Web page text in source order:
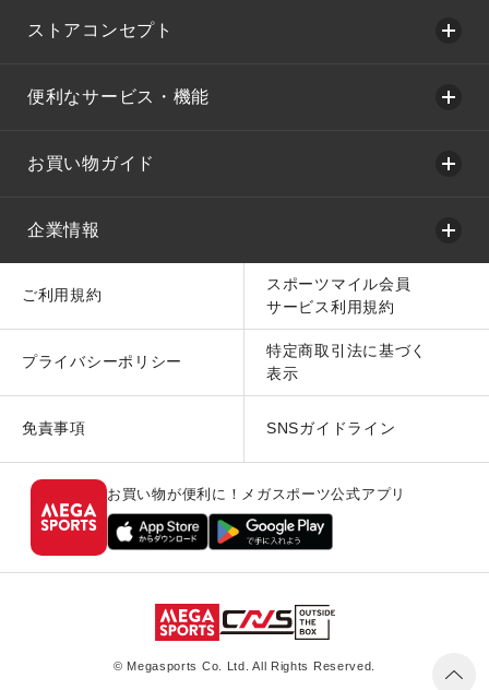
ストアコンセプト
便利なサービス・機能
お買い物ガイド
企業情報
ご利用規約
スポーツマイル会員
サービス利用規約
プライバシーポリシー
特定商取引法に基づく
表示
免責事項 SNSガイドライン
お買い物が便利に！メガスポーツ公式アプリ
© Megasports Co. Ltd. All Rights Reserved.